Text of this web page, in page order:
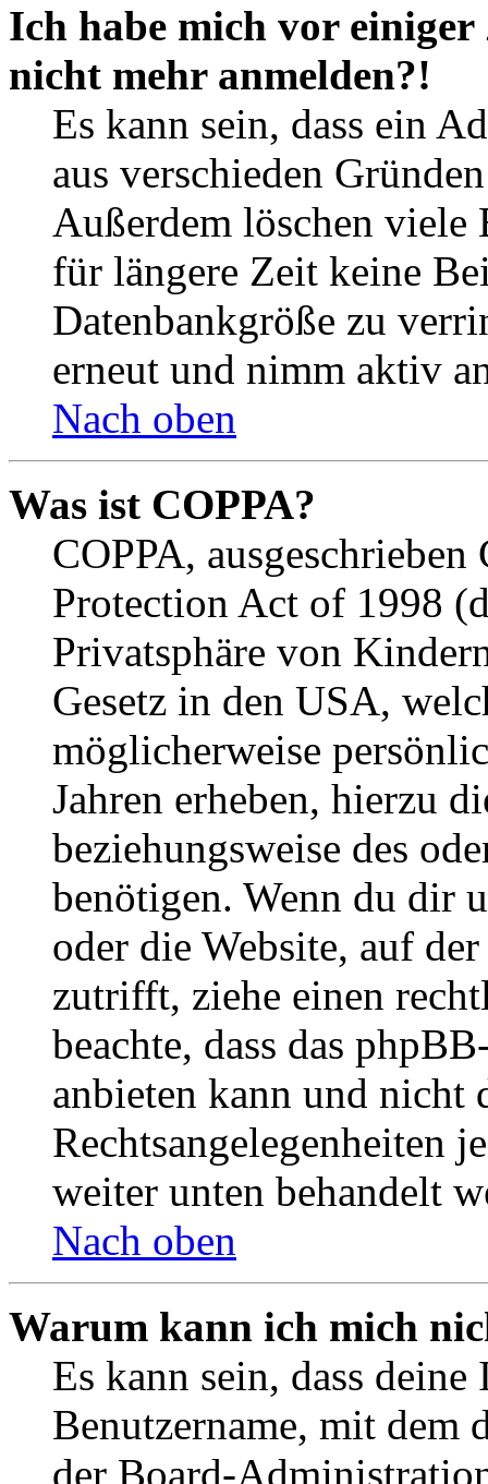
Ich habe mich vor
nicht mehr anmelden?!
Es kann sein, dass ein
aus verschieden
Außerdem löschen viele
für längere Zeit keine
Datenbankgröße zu
erneut und nimm aktiv
Nach oben
Was ist COPPA?
COPPA,
Protection Act of 1998
Privatsphäre von
Gesetz in den USA,
möglicherweise
Jahren erheben, hierzu
beziehungsweise des
benötigen. Wenn du dir
oder die Website, auf
zutrifft, ziehe einen
beachte, dass das
anbieten kann und nicht
Rechtsangelegenheiten
weiter unten behandelt
Nach oben
Warum kann ich mich
Es kann sein, dass
Benutzername, mit dem
der Board-